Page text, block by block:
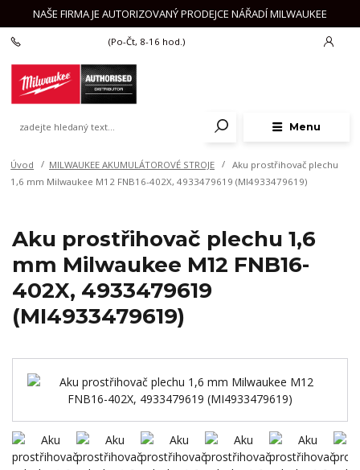
NAŠE FIRMA JE AUTORIZOVANÝ PRODEJCE NÁŘADÍ MILWAUKEE
Menu
(Po-Čt, 8-16 hod.)
Úvod MILWAUKEE AKUMULÁTOROVÉ STROJE
Aku prostřihovač plechu
1,6 mm Milwaukee M12 FNB16-402X, 4933479619 (MI4933479619)
Aku prostřihovač plechu 1,6
mm Milwaukee M12 FNB16-
402X, 4933479619
(MI4933479619)